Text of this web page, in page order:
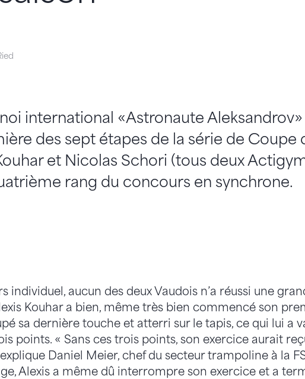
international «Astronaute Aleksandrov»
des sept étapes de la série de Coupe
et Nicolas Schori (tous deux
rang du concours en synchrone.
individuel, aucun des deux Vaudois n’a réussi une
Kouhar a bien, même très bien commencé son
sa dernière touche et atterri sur le tapis, ce qui lui a
points. « Sans ces trois points, son exercice aurait
Daniel Meier, chef du secteur trampoline à la
Alexis a même dû interrompre son exercice et a